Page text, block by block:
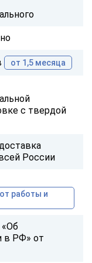
от 1,5 месяца
с твердой
России
работы и
в РФ» от